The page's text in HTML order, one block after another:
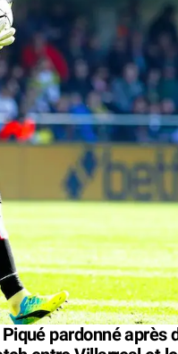
pardonné après